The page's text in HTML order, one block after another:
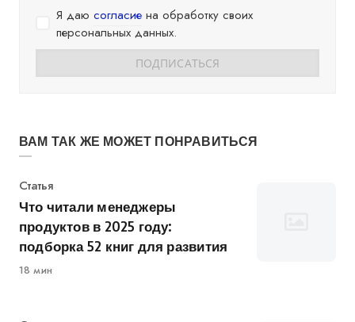
Я даю согласие на обработку своих
персональных данных.
ВАМ ТАК ЖЕ МОЖЕТ ПОНРАВИТЬСЯ
Категория
Статья
Что читали менеджеры
продуктов в 2025 году:
подборка 52 книг для развития
18 мин